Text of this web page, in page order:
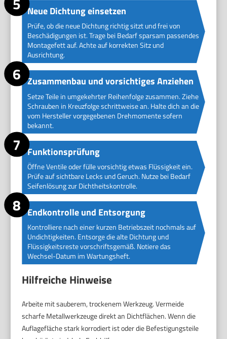
Neue Dichtung einsetzen
Prüfe, ob die neue Dichtung richtig sitzt und frei von
Beschädigungen ist. Trage bei Bedarf sparsam passendes
Montagefett auf. Achte auf korrekten Sitz und
Ausrichtung.
Zusammenbau und vorsichtiges Anziehen
Setze Teile in umgekehrter Reihenfolge zusammen. Ziehe
Schrauben in Kreuzfolge schrittweise an. Halte dich an die
vom Hersteller vorgegebenen Drehmomente sofern
bekannt.
Funktionsprüfung
Öffne Ventile oder fülle vorsichtig etwas Flüssigkeit ein.
Prüfe auf sichtbare Lecks und Geruch. Nutze bei Bedarf
Seifenlösung zur Dichtheitskontrolle.
Endkontrolle und Entsorgung
Kontrolliere nach einer kurzen Betriebszeit nochmals auf
Undichtigkeiten. Entsorge die alte Dichtung und
Flüssigkeitsreste vorschriftsgemäß. Notiere das
Wechsel-Datum im Wartungsheft.
Hilfreiche Hinweise
Arbeite mit sauberem, trockenem Werkzeug. Vermeide
scharfe Metallwerkzeuge direkt an Dichtflächen. Wenn die
Auflagefläche stark korrodiert ist oder die Befestigungsteile